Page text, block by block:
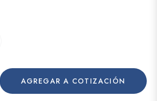
AGREGAR A COTIZACIÓN